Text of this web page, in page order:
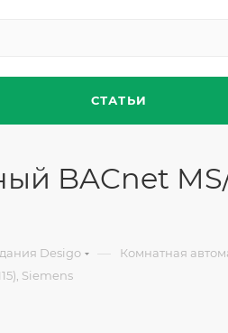
СТАТЬИ
BACnet
Desigo — Комнатная
Siemens